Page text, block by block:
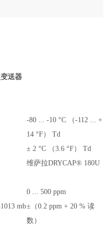
送器
-80 ... -10 °C （-112 ... +
14 °F） Td
± 2 °C （3.6 °F） Td
维萨拉DRYCAP® 180U
0 ... 500 ppm
mb±（0.2 ppm + 20 % 读
数）